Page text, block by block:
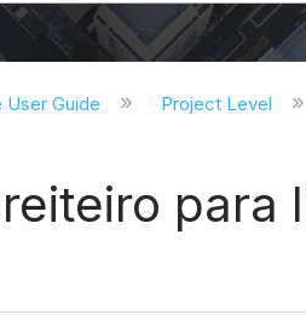
User Guide Project Level
para